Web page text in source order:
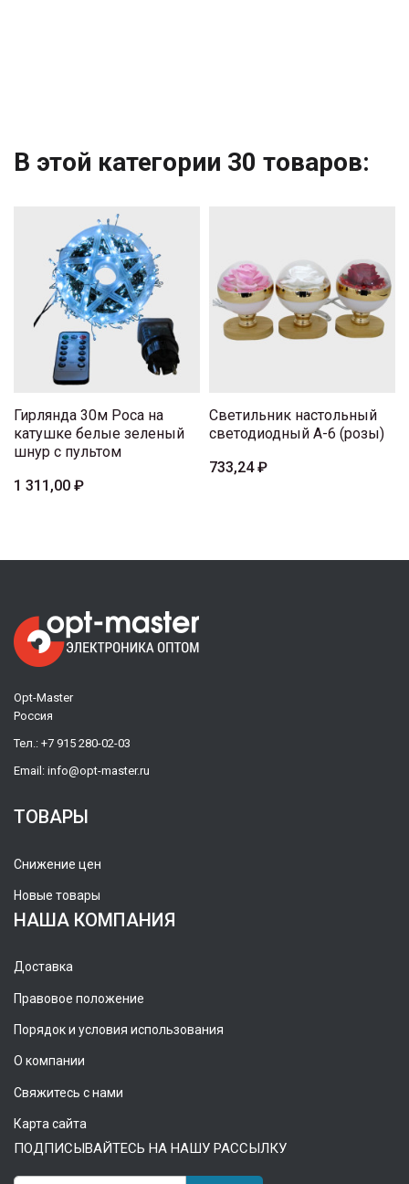
В этой категории 30 товаров:
Гирлянда 30м Роса на
катушке белые зеленый
шнур с пультом
1 311,00 ₽
Светильник настольный
светодиодный А-6 (розы)
733,24 ₽
Opt-Master
Россия
Тел.: +7 915 280-02-03
Email: info@opt-master.ru
ТОВАРЫ
Снижение цен
Новые товары
НАША КОМПАНИЯ
Доставка
Правовое положение
Порядок и условия использования
О компании
Свяжитесь с нами
Карта сайта
ПОДПИСЫВАЙТЕСЬ НА НАШУ РАССЫЛКУ